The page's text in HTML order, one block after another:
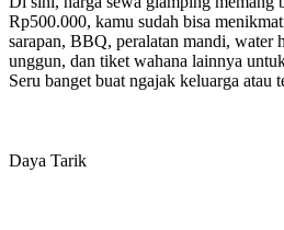
Rp500.000, kamu sudah bisa
sarapan, BBQ, peralatan mandi, water
unggun, dan tiket wahana lainnya
Seru banget buat ngajak keluarga atau
Daya Tarik